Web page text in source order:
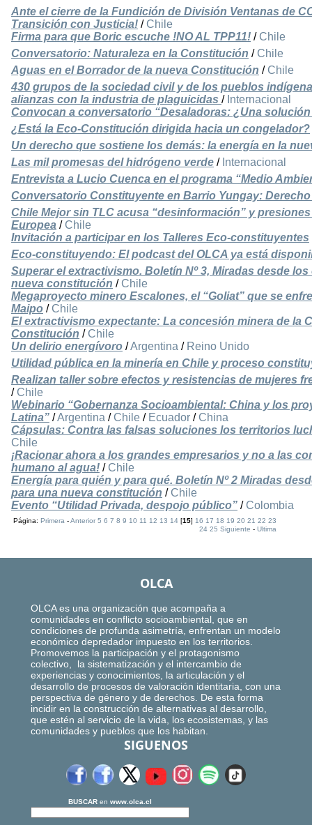
Ante el cierre de la Fundición de División Ventanas de
Transición con Justicia! / Chile
Firma para que Boric escuche !NO AL TPP11! / Chile
Conversatorio: Naturaleza en la Constitución / Chile
Aguas en el Borrador de la nueva Constitución / Chile
430 grupos de la sociedad civil y de los pueblos
alianzas con la industria de plaguicidas / Internacional
Convocan a conversatorio “Desaladoras: ¿Una
¿Está la Eco-Constitución dirigida hacia un congelador?
Un derecho que sostiene los demás: la energía en la
Las mil promesas del hidrógeno verde / Internacional
Entrevista a Lucio Cuenca en el programa “Medio
Conversatorio Constituyente en Barrio Yungay:
Chile Mejor sin TLC acusa “desinformación” y
Europea / Chile
Invitación a participar en los Talleres Eco-constituyentes
Eco-constituyendo: El podcast del OLCA ya está
Superar el extractivismo. Boletín Nº 3, Miradas desde
nueva constitución / Chile
Megaproyecto minero Escalones, el “Goliat” que se
Maipo / Chile
El extractivismo expectante: La concesión minera de la
Constitución / Chile
Un delirio energívoro /Argentina / Reino Unido
Utilidad pública en la minería en Chile y proceso
Realizan taller sobre efectos y resistencias de mujeres
/ Chile
Webinario “Gobernanza Socioambiental: China y los
Latina” /Argentina / Chile / Ecuador / China
Cápsulas: Contra las falsas soluciones los territorios
Chile
¡Racionar ahora a los grandes empresarios y no a las
humano al agua! / Chile
Energía para quién y para qué. Boletín Nº 2 Miradas
para una nueva constitución / Chile
Evento “Utilidad Privada, despojo público” / Colombia
Página:Primera -Anterior 5 6 7 8 9 10 11 12 13 14 [15]16 17 18 19 20 21 22 23
24 25 Siguiente -Ultima
OLCA
OLCA es una organización que acompaña a
comunidades en conflicto socioambiental, que en
condiciones de profunda asimetría, enfrentan un modelo
económico depredador impuesto en los territorios.
Promovemos la participación y el protagonismo
colectivo, la sistematización y el intercambio de
experiencias y conocimientos, la articulación y el
desarrollo de procesos de valoración identitaria, con una
perspectiva de género y de derechos. De esta forma
incidir en la construcción de alternativas al desarrollo,
que estén al servicio de la vida, los ecosistemas, y las
comunidades y pueblos que los habitan.
SIGUENOS
BUSCAR en www.olca.cl